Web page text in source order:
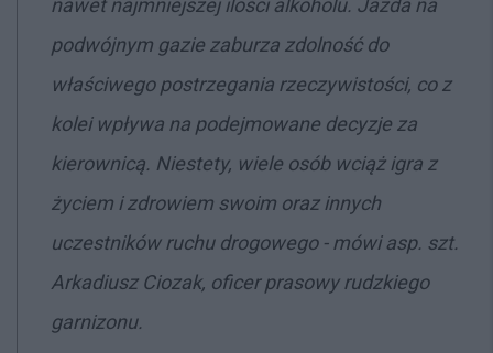
podwójnym gazie zaburza zdolność do
właściwego postrzegania rzeczywistości, co z
kolei wpływa na podejmowane decyzje za
kierownicą. Niestety, wiele osób wciąż igra z
życiem i zdrowiem swoim oraz innych
uczestników ruchu drogowego - mówi asp. szt.
Arkadiusz Ciozak, oficer prasowy rudzkiego
garnizonu.